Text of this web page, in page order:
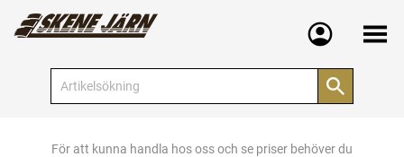
Meny
För att kunna handla hos oss och se priser behöver du